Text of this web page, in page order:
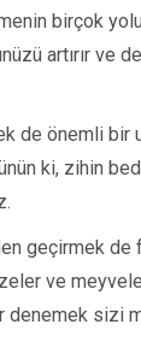
birçok
artırır
de önemli
ki, zihin
geçirmek
ve
denemek sizi